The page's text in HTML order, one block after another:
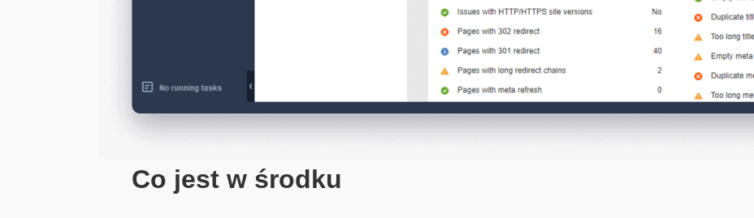
Co jest w środku